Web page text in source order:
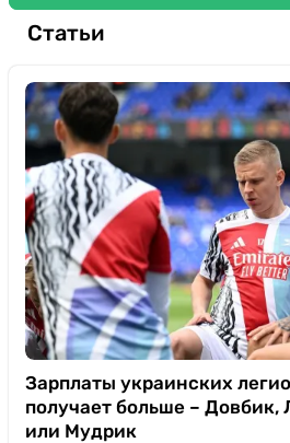
Статьи
Зарплаты украинских
получает больше – Довбик,
или Мудрик